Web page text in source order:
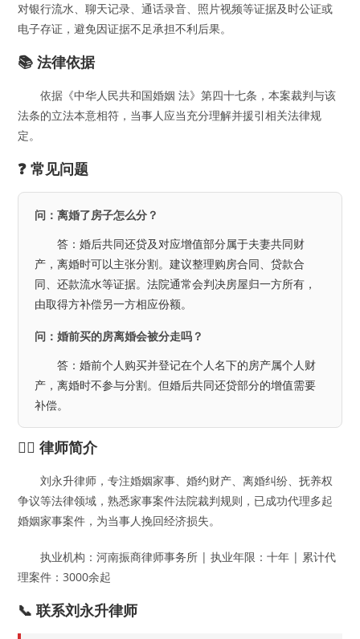
对银行流水、聊天记录、通话录音、照片视频等证据及时公证或
电子存证，避免因证据不足承担不利后果。
📚 法律依据
依据《中华人民共和国婚姻 法》第四十七条，本案裁判与该
法条的立法本意相符，当事人应当充分理解并援引相关法律规
定。
❓ 常见问题
问：离婚了房子怎么分？
答：婚后共同还贷及对应增值部分属于夫妻共同财
产，离婚时可以主张分割。建议整理购房合同、贷款合
同、还款流水等证据。法院通常会判决房屋归一方所有，
由取得方补偿另一方相应份额。
问：婚前买的房离婚会被分走吗？
答：婚前个人购买并登记在个人名下的房产属个人财
产，离婚时不参与分割。但婚后共同还贷部分的增值需要
补偿。
👨‍⚖️ 律师简介
刘永升律师，专注婚姻家事、婚约财产、离婚纠纷、抚养权
争议等法律领域，熟悉家事案件法院裁判规则，已成功代理多起
婚姻家事案件，为当事人挽回经济损失。
执业机构：河南振商律师事务所 | 执业年限：十年 | 累计代
理案件：3000余起
📞 联系刘永升律师